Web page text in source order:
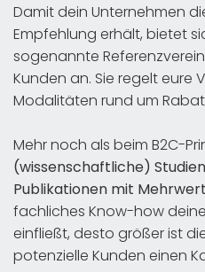
Damit dein Unternehmen
Empfehlung erhält, bietet
sogenannte
Kunden an. Sie regelt eure
Modalitäten rund um
Mehr noch als beim B2C-
(wissenschaftliche)
Publikationen mit Mehrwert
fachliches Know-how
einfließt, desto größer ist
potenzielle Kunden einen